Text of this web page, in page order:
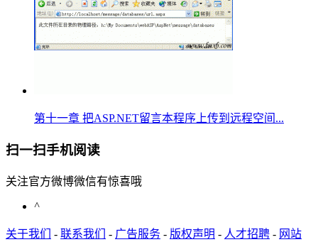
第十一章 把ASP.NET留言本程序上传到远程空间...
扫一扫手机阅读
关注官方微博微信有惊喜哦
^
关于我们 - 联系我们 - 广告服务 - 版权声明 - 人才招聘 - 网站